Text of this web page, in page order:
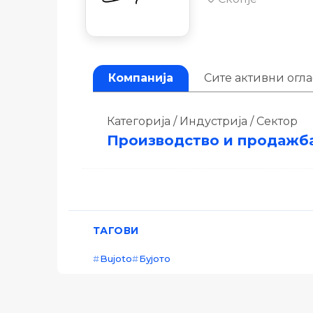
Компанија Сите активни
Категорија / Индустрија / Сектор
Производство и
ТАГОВИ
Bujoto Бујото